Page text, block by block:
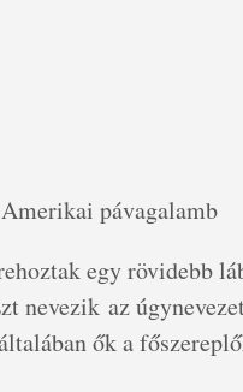
Amerikai pávagalamb
egy rövidebb
nevezik az
ők a